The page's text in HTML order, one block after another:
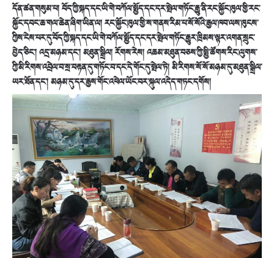
དོན་ཚན་གསུམ་པ། བོད་ཀྱི་སྐད་དང་ཡི་གེ་བཀོལ་སྤྱོད་དང་དར་སྤེལ་གཏོང་རྒྱུ་ནི་རང་སྐྱོང་ཁུལ་གྱི་རང་
སྐྱོང་དབང་ཆ་གལ་ཆེན་ཞིག་ཡིན་ལ། རང་སྐྱོང་ཁུལ་གྱི་ས་གནས་རིམ་པ་སོ་སོའི་རྒྱལ་ཁབ་ལས་ཁུངས་
ཀྱིས་ངེས་པར་དུ་བོད་ཀྱི་སྐད་དང་ཡི་གེ་བཀོལ་སྤྱོད་དང་དར་སྤེལ་གཏོང་རྒྱུར་ཁྲིམས་ལྟར་འགན་སྲུང་
བྱེད་ཅིང་། འདྲ་མཉམ་དང་། མཐུན་སྒྲིལ། རོགས་རེས། འཆམ་མཐུན་བཅས་ཀྱི་སྤྱི་ཚོགས་རིང་ལུགས་
ཀྱི་མི་རིགས་འབྲེལ་བ་སྲ་བརྟན་དུ་གཏོང་བ་དང་དེ་གོང་དུ་སྤེལ་ཏེ། མི་རིགས་སོ་སོ་མཉམ་དུ་མཐུན་སྒྲིལ་
ཡར་ཐོན་དང་། མཉམ་དུ་དར་རྒྱས་གོང་འཕེལ་ཡོང་བར་སྐུལ་འདེད་གཏང་དགོས།